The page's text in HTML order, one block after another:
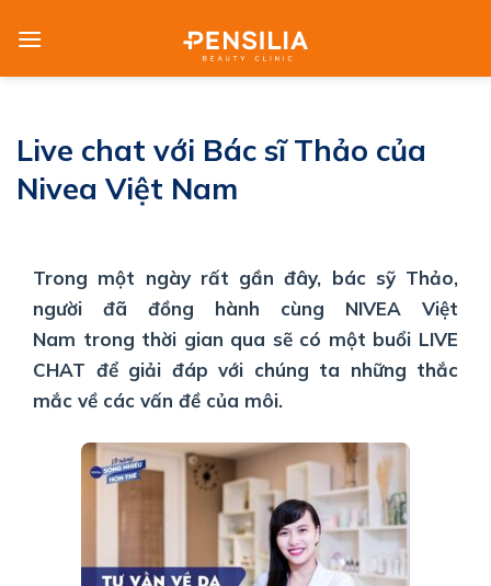
Live chat với Bác sĩ Thảo của
Nivea Việt Nam
Trong một ngày rất gần đây, bác sỹ Thảo,
người đã đồng hành cùng NIVEA Việt
Nam trong thời gian qua sẽ có một buổi LIVE
CHAT để giải đáp với chúng ta những thắc
mắc về các vấn đề của môi.